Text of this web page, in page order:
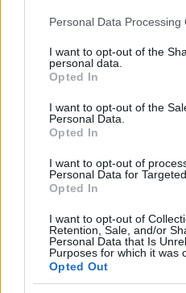
Please note that this website/
not limited to your visit or
grant or deny consent to
use your data for below
consent section.
Personal Data Processing
I want to opt-out of the
personal data.
Opted In
I want to opt-out of the
Personal Data.
Opted In
I want to opt-out of
Personal Data for
Opted In
I want to opt-out of
Retention, Sale, and/or
Personal Data that Is
Purposes for which it was
Opted Out
Informaatio ja viestintä
Kiinteistöalan toiminta
Kuljetusliike­toiminta
Majoitus- ja
Palveluliiketoiminta
Rakentaminen
Terveys- ja